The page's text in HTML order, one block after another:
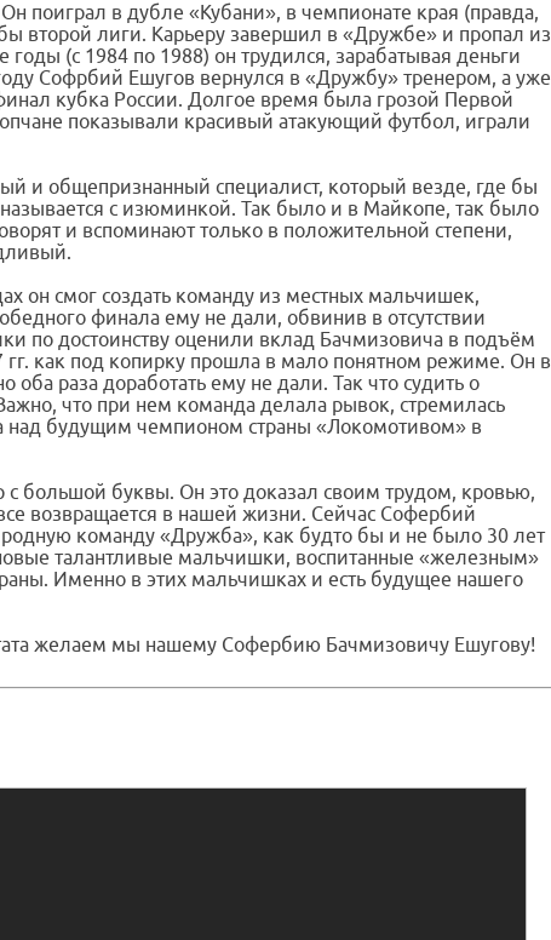
поиграл в дубле «Кубани», в чемпионате края (правда,
второй лиги. Карьеру завершил в «Дружбе» и пропал из
годы (с 1984 по 1988) он трудился, зарабатывая деньги
Софрбий Ешугов вернулся в «Дружбу» тренером, а уже
кубка России. Долгое время была грозой Первой
показывали красивый атакующий футбол, играли
и общепризнанный специалист, который везде, где бы
с изюминкой. Так было и в Майкопе, так было
и вспоминают только в положительной степени,
он смог создать команду из местных мальчишек,
финала ему не дали, обвинив в отсутствии
по достоинству оценили вклад Бачмизовича в подъём
гг. как под копирку прошла в мало понятном режиме. Он в
оба раза доработать ему не дали. Так что судить о
что при нем команда делала рывок, стремилась
над будущим чемпионом страны «Локомотивом» в
большой буквы. Он это доказал своим трудом, кровью,
возвращается в нашей жизни. Сейчас Софербий
команду «Дружба», как будто бы и не было 30 лет
талантливые мальчишки, воспитанные «железным»
Именно в этих мальчишках и есть будущее нашего
желаем мы нашему Софербию Бачмизовичу Ешугову!